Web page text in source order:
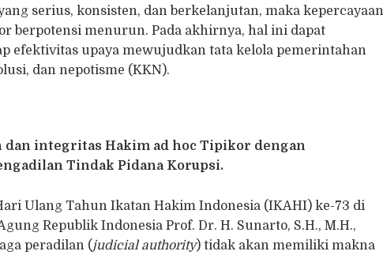
serius, konsisten, dan berkelanjutan, maka kepercayaan
berpotensi menurun. Pada akhirnya, hal ini dapat
efektivitas upaya mewujudkan tata kelola pemerintahan
dan nepotisme (KKN).
dan integritas Hakim ad hoc Tipikor dengan
Tindak Pidana Korupsi.
Ulang Tahun Ikatan Hakim Indonesia (IKAHI) ke-73 di
Republik Indonesia Prof. Dr. H. Sunarto, S.H., M.H.,
peradilan (judicial authority) tidak akan memiliki makna